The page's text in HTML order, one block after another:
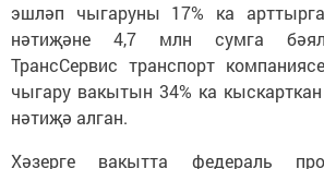
эшләп чыгаруны 17% ка
нәтиҗәне 4,7 млн сумга
ТрансСервис транспорт
чыгару вакытын 34% ка
нәтиҗә алган.
Хәзерге вакытта федераль